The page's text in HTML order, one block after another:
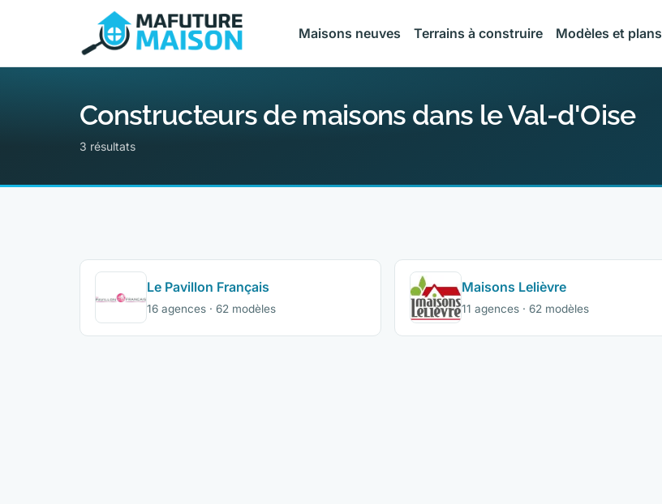
Maisons neuves Terrains à construire Modèles et plans
Constructeurs de maisons dans le Val-d'Oise
3 résultats
Le Pavillon Français
16 agences · 62 modèles
Maisons Lelièvre
11 agences · 62 modèles